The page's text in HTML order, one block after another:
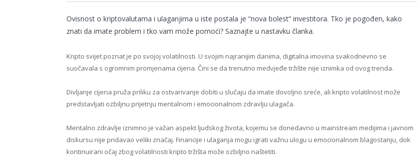
Ovisnost o kriptovalutama i ulaganjima u iste postala je “nova bolest” investitora. Tko je pogođen, kako
znati da imate problem i tko vam može pomoći? Saznajte u nastavku članka.
Kripto svijet poznat je po svojoj volatilnosti. U svojim najranijim danima, digitalna imovina svakodnevno se
suočavala s ogromnim promjenama cijena. Čini se da trenutno medvjeđe tržište nije iznimka od ovog trenda.
Divljanje cijena pruža priliku za ostvarivanje dobiti u slučaju da imate dovoljno sreće, ali kripto volatilnost može
predstavljati ozbiljnu prijetnju mentalnom i emocionalnom zdravlju ulagača.
Mentalno zdravlje iznimno je važan aspekt ljudskog života, kojemu se donedavno u mainstream medijima i javnom
diskursu nije pridavao veliki značaj. Financije i ulaganja mogu igrati važnu ulogu u emocionalnom blagostanju, dok
kontinuirani očaj zbog volatilnosti kripto tržišta može ozbiljno naštetiti.